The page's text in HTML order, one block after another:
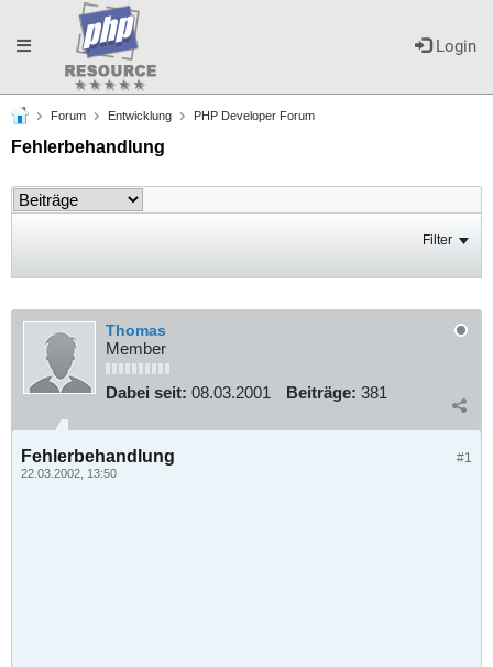
Login
Toggle
navigation
Forum Entwicklung PHP Developer Forum
Fehlerbehandlung
Filter
Thomas
Member
Dabei seit: 08.03.2001 Beiträge: 381
#1
Fehlerbehandlung
22.03.2002, 13:50